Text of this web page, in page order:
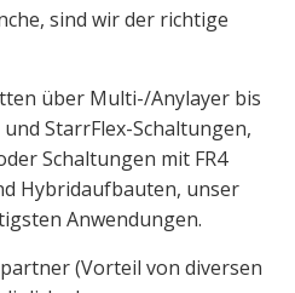
sind wir der richtige
über Multi-/Anylayer bis
StarrFlex-Schaltungen,
Schaltungen mit FR4
Hybridaufbauten, unser
Anwendungen.
(Vorteil von diversen